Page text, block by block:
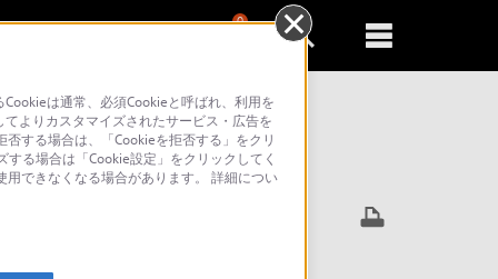
0
は通常、必須Cookieと呼ばれ、利用を
よりカスタマイズされたサービス・広告を
する場合は、「Cookieを拒否する」をクリ
る場合は「Cookie設定」をクリックしてく
できなくなる場合があります。 詳細につい